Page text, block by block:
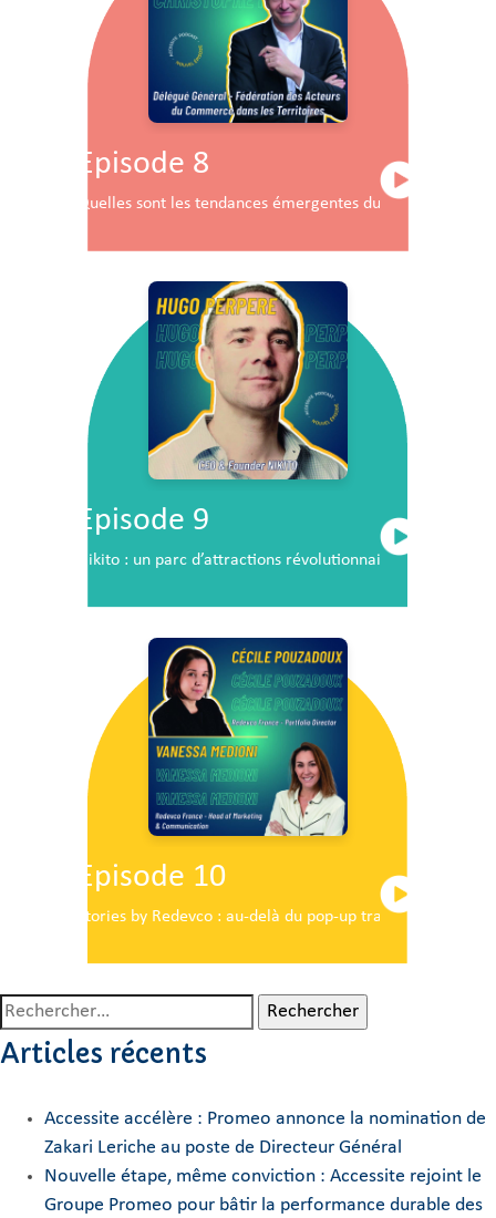
Episode 8
Quelles sont les tendances émergentes du commerce en
Episode 9
Nikito : un parc d’attractions révolutionnaire en plein
Episode 10
Stories by Redevco : au-delà du pop-up traditionnel
Rechercher :
Articles récents
Accessite accélère : Promeo annonce la nomination de
Zakari Leriche au poste de Directeur Général
Nouvelle étape, même conviction : Accessite rejoint le
Groupe Promeo pour bâtir la performance durable des